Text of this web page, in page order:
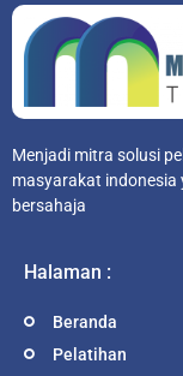
Menjadi mitra solusi
masyarakat indonesia
bersahaja
Halaman :
Beranda
Pelatihan